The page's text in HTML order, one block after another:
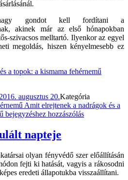
nagy gondot kell fordítani a
akinek már az első hónapokban
szivacsos melltartó. Ilyenkor az egyel
megoldás, hiszen kényelmesebb ez
a topok: a kismama fehérnemű
2016. augusztus 20.Kategória
Amit elrejtenek a nadrágok és a
bejegyzéshez hozzászólás
napteje
olyan fényvédő szer előállításán
fejti ki hatását, vagyis a rákosodni
eredeti állapotukba visszaállítani.